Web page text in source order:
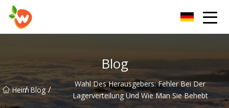
Blog
Heim
/ Blog /
Wahl Des Herausgebers: Fehler Bei Der
Lagerverteilung Und Wie Man Sie Behebt